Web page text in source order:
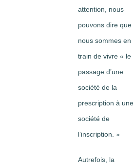
attention, nous
pouvons dire que
nous sommes en
train de vivre « le
passage d’une
société de la
prescription à une
société de
l’inscription. »
Autrefois, la